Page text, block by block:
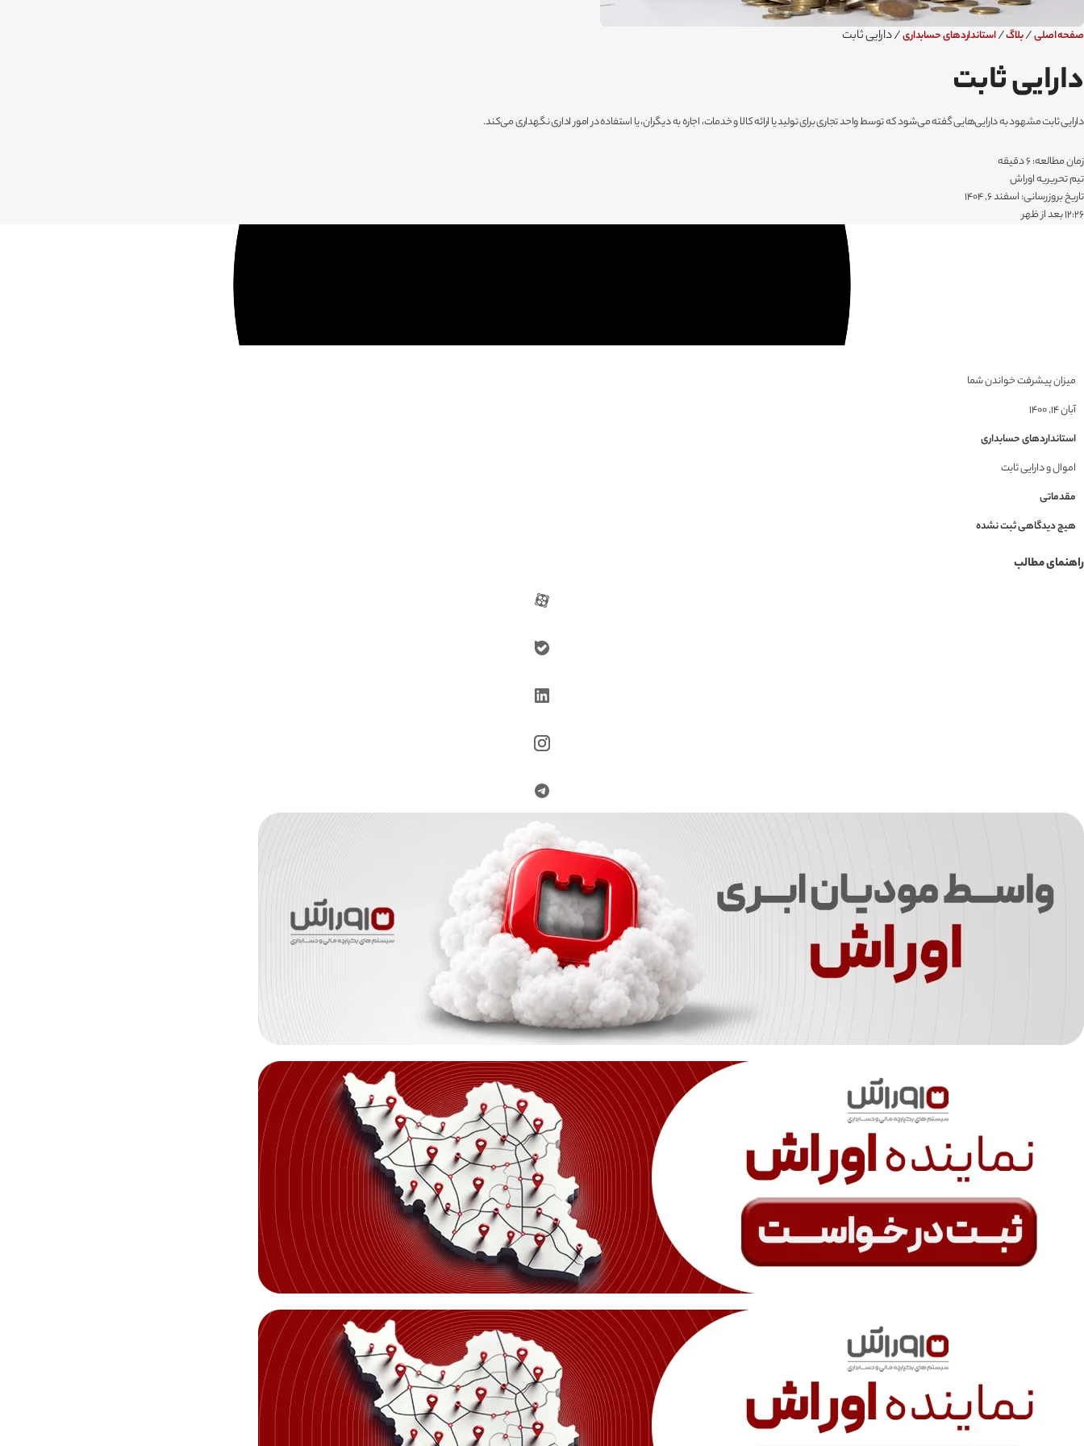
صفحه اصلی/بلاگ/استانداردهای حسابداری/دارایی ثابت
دارایی ثابت
دارایی ثابت مشهود به دارایی‌هایی گفته می‌شود که توسط واحد تجاری برای تولید یا ارائه کالا و خدمات، اجاره به دیگران، یا استفاده در امور اداری نگهداری می‌کند.
زمان مطالعه: 6 دقیقه
تیم تحریریه اوراش
تاریخ بروزرسانی: اسفند 6, 1404
۱۲:۲۶ بعد از ظهر
میزان پیشرفت خواندن شما
آبان ۱۴, ۱۴۰۰
استانداردهای حسابداری
اموال و دارایی ثابت
مقدماتی
هیچ دیدگاهی ثبت نشده
راهنمای مطالب